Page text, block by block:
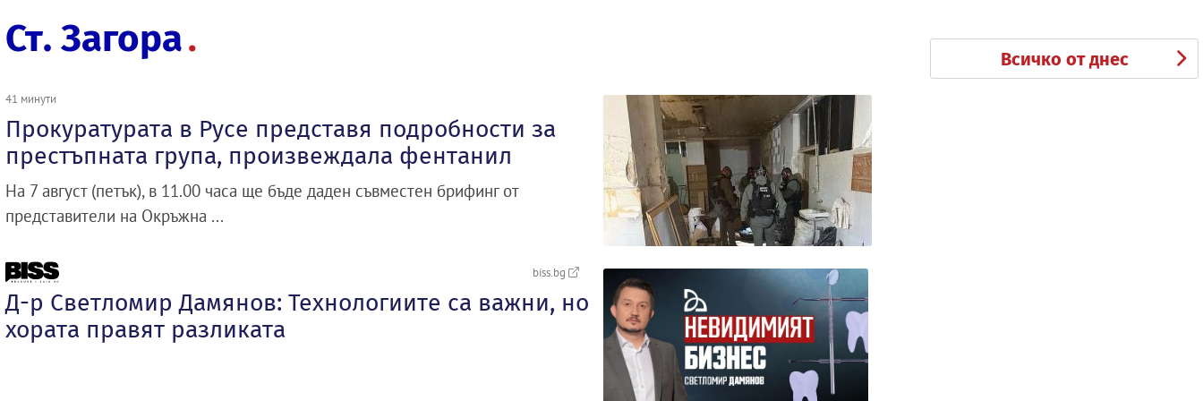
Ст. Загора
41 минути
Прокуратурата в Русе представя подробности за
престъпната група, произвеждала фентанил
На 7 август (петък), в 11.00 часа ще бъде даден съвместен брифинг от
представители на Окръжна ...
biss.bg
Д-р Светломир Дамянов: Технологиите са важни, но
хората правят разликата
Всичко от днес